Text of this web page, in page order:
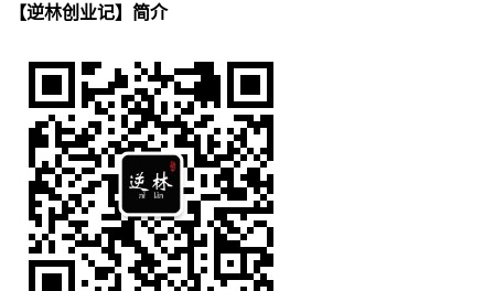
【逆林创业记】简介